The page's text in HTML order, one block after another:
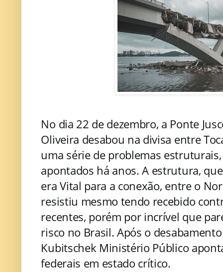
No dia 22 de dezembro, a Ponte
Oliveira desabou na divisa entre
uma série de problemas
apontados há anos. A estrutura,
era Vital para a conexão, entre o
resistiu mesmo tendo recebido
recentes, porém por incrível que
risco no Brasil. Após o
Kubitschek Ministério Público
federais em estado crítico.